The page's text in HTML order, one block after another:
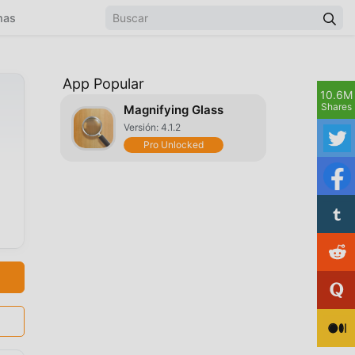
App Popular
Magnifying Glass
Versión: 4.1.2
Pro Unlocked
10.6M
Shares